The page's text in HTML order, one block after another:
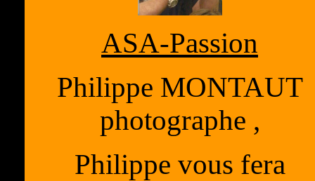
ASA-Passion
Philippe MONTAUT
photographe ,
Philippe vous fera